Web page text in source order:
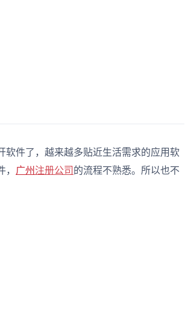
件了，越来越多贴近生活需求的应用软
广州 注册公司 的流程不熟悉。所以也不